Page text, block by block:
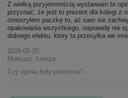
Z wielką przyjemnością wystawiam te
przyznać, że jest to prezent dla kolegi z
otworzyłem paczkę to, aż sam sie
opakowania wszystkiego, naprawdę nie
dobrego efektu, który ta przesyłka we
2026-05-20
Mateusz, Łomża
Czy opinia była pomocna?